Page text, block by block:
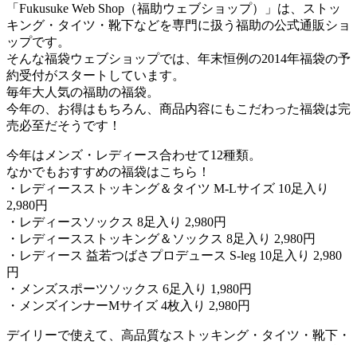
「Fukusuke Web Shop（福助ウェブショップ）」は、ストッ
キング・タイツ・靴下などを専門に扱う福助の公式通販ショ
ップです。
そんな福袋ウェブショップでは、年末恒例の2014年福袋の予
約受付がスタートしています。
毎年大人気の福助の福袋。
今年の、お得はもちろん、商品内容にもこだわった福袋は完
売必至だそうです！
今年はメンズ・レディース合わせて12種類。
なかでもおすすめの福袋はこちら！
・レディースストッキング＆タイツ M-Lサイズ 10足入り
2,980円
・レディースソックス 8足入り 2,980円
・レディースストッキング＆ソックス 8足入り 2,980円
・レディース 益若つばさプロデュース S-leg 10足入り 2,980
円
・メンズスポーツソックス 6足入り 1,980円
・メンズインナーMサイズ 4枚入り 2,980円
デイリーで使えて、高品質なストッキング・タイツ・靴下・